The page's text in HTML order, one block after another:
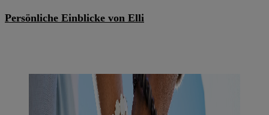
Persönliche Einblicke von Elli